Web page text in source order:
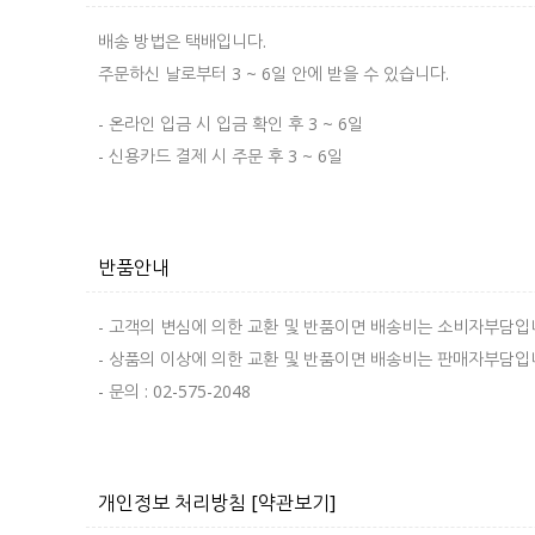
배송 방법은 택배입니다.
주문하신 날로부터 3 ~ 6일 안에 받을 수 있습니다.
- 온라인 입금 시 입금 확인 후 3 ~ 6일
- 신용카드 결제 시 주문 후 3 ~ 6일
반품안내
- 고객의 변심에 의한 교환 및 반품이면 배송비는 소비자부담입
- 상품의 이상에 의한 교환 및 반품이면 배송비는 판매자부담입
- 문의 : 02-575-2048
개인정보 처리방침 [약관보기]